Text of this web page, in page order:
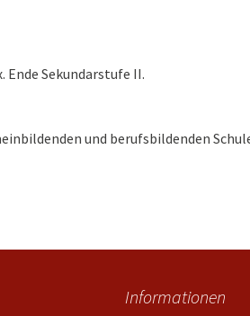
Ende Sekundarstufe II.
und berufsbildenden
Informationen